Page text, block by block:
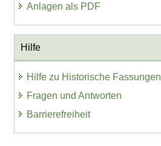
Anlagen als PDF
Hilfe
Hilfe zu Historische Fassungen
Fragen und Antworten
Barrierefreiheit